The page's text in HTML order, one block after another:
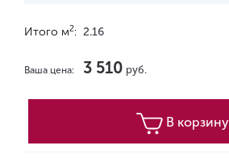
Итого м2: 2.16
Ваша цена: 3 510 руб.
В корзину